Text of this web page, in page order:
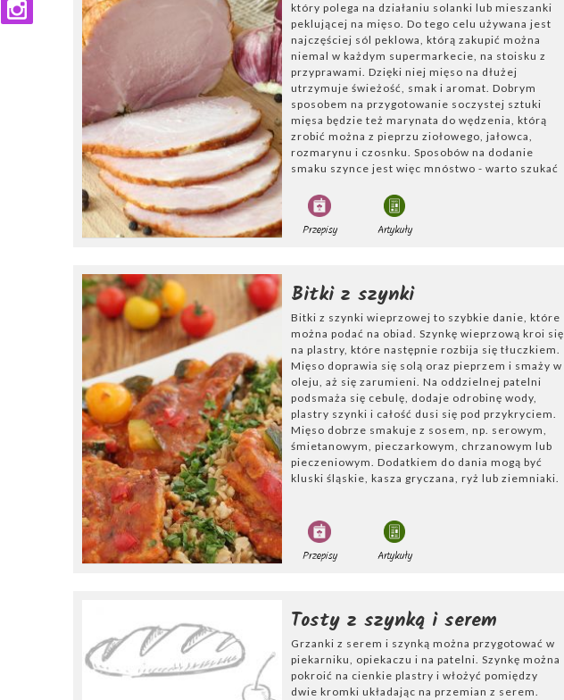
który polega na działaniu solanki lub mieszanki
peklującej na mięso. Do tego celu używana jest
najczęściej sól peklowa, którą zakupić można
niemal w każdym supermarkecie, na stoisku z
przyprawami. Dzięki niej mięso na dłużej
utrzymuje świeżość, smak i aromat. Dobrym
sposobem na przygotowanie soczystej sztuki
mięsa będzie też marynata do wędzenia, którą
zrobić można z pieprzu ziołowego, jałowca,
rozmarynu i czosnku. Sposobów na dodanie
smaku szynce jest więc mnóstwo - warto szukać
Przepisy Artykuły
Bitki z szynki
Bitki z szynki wieprzowej to szybkie danie, które
można podać na obiad. Szynkę wieprzową kroi się
na plastry, które następnie rozbija się tłuczkiem.
Mięso doprawia się solą oraz pieprzem i smaży w
oleju, aż się zarumieni. Na oddzielnej patelni
podsmaża się cebulę, dodaje odrobinę wody,
plastry szynki i całość dusi się pod przykryciem.
Mięso dobrze smakuje z sosem, np. serowym,
śmietanowym, pieczarkowym, chrzanowym lub
pieczeniowym. Dodatkiem do dania mogą być
kluski śląskie, kasza gryczana, ryż lub ziemniaki.
Przepisy Artykuły
Tosty z szynką i serem
Grzanki z serem i szynką można przygotować w
piekarniku, opiekaczu i na patelni. Szynkę można
pokroić na cienkie plastry i włożyć pomiędzy
dwie kromki układając na przemian z serem.